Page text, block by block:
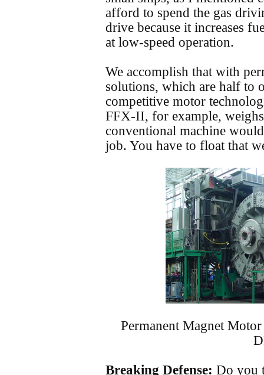
afford to spend the gas
drive because it increases
at low-speed operation.
We accomplish that with
solutions, which are half to
competitive motor
FFX-II, for example,
conventional machine
job. You have to float that
Permanent Magnet
Breaking Defense: Do you